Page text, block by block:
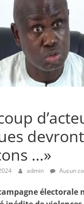
…»
admin Aucun
électorale